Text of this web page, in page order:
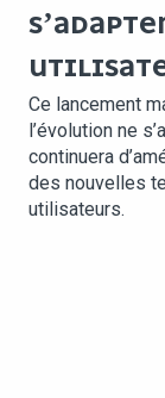
Ce lancement
l’évolution ne
continuera
des nouvelles
utilisateurs.